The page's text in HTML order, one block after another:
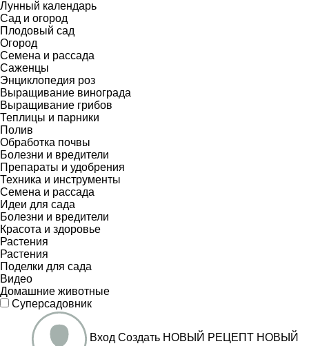
Лунный календарь
Сад и огород
Плодовый сад
Огород
Семена и рассада
Саженцы
Энциклопедия роз
Выращивание винограда
Выращивание грибов
Теплицы и парники
Полив
Обработка почвы
Болезни и вредители
Препараты и удобрения
Техника и инструменты
Семена и рассада
Идеи для сада
Болезни и вредители
Красота и здоровье
Растения
Растения
Поделки для сада
Видео
Домашние животные
Суперсадовник
Вход Создать НОВЫЙ РЕЦЕПТ НОВЫЙ